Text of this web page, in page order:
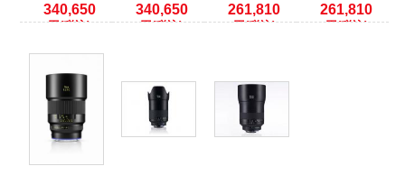
340,650
円(税込)
340,650
円(税込)
261,810
円(税込)
261,810
円(税込)